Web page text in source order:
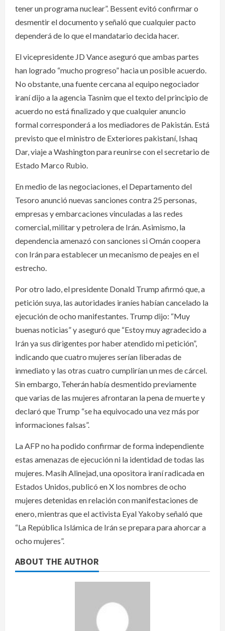
tener un programa nuclear”. Bessent evitó confirmar o
desmentir el documento y señaló que cualquier pacto
dependerá de lo que el mandatario decida hacer.
El vicepresidente JD Vance aseguró que ambas partes
han logrado “mucho progreso” hacia un posible acuerdo.
No obstante, una fuente cercana al equipo negociador
iraní dijo a la agencia Tasnim que el texto del principio de
acuerdo no está finalizado y que cualquier anuncio
formal corresponderá a los mediadores de Pakistán. Está
previsto que el ministro de Exteriores pakistaní, Ishaq
Dar, viaje a Washington para reunirse con el secretario de
Estado Marco Rubio.
En medio de las negociaciones, el Departamento del
Tesoro anunció nuevas sanciones contra 25 personas,
empresas y embarcaciones vinculadas a las redes
comercial, militar y petrolera de Irán. Asimismo, la
dependencia amenazó con sanciones si Omán coopera
con Irán para establecer un mecanismo de peajes en el
estrecho.
Por otro lado, el presidente Donald Trump afirmó que, a
petición suya, las autoridades iraníes habían cancelado la
ejecución de ocho manifestantes. Trump dijo: “Muy
buenas noticias” y aseguró que “Estoy muy agradecido a
Irán ya sus dirigentes por haber atendido mi petición”,
indicando que cuatro mujeres serían liberadas de
inmediato y las otras cuatro cumplirían un mes de cárcel.
Sin embargo, Teherán había desmentido previamente
que varias de las mujeres afrontaran la pena de muerte y
declaró que Trump “se ha equivocado una vez más por
informaciones falsas”.
La AFP no ha podido confirmar de forma independiente
estas amenazas de ejecución ni la identidad de todas las
mujeres. Masih Alinejad, una opositora iraní radicada en
Estados Unidos, publicó en X los nombres de ocho
mujeres detenidas en relación con manifestaciones de
enero, mientras que el activista Eyal Yakoby señaló que
“La República Islámica de Irán se prepara para ahorcar a
ocho mujeres”.
ABOUT THE AUTHOR